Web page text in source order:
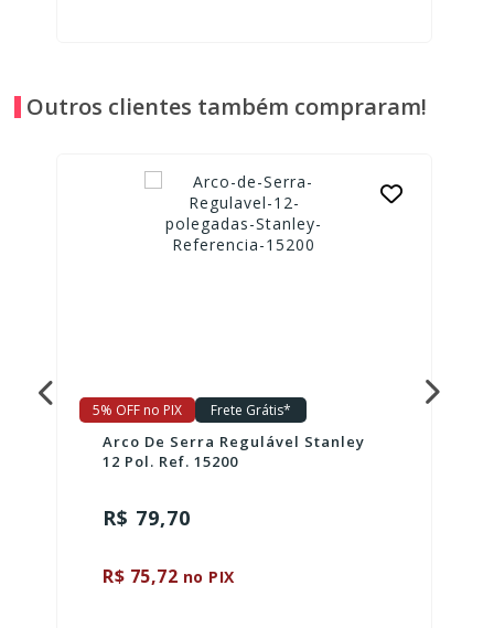
Outros clientes também compraram!
5% OFF no PIX Frete Grátis*
Arco De Serra Regulável Stanley
12 Pol. Ref. 15200
R$ 79,70
R$ 75,72 no PIX